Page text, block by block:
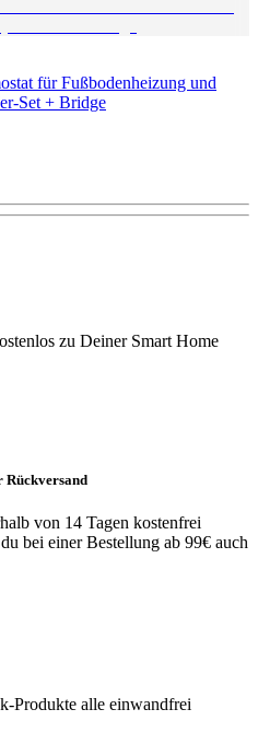
für Fußbodenheizung und
Set + Bridge
zu Deiner Smart Home
Rückversand
von 14 Tagen kostenfrei
bei einer Bestellung ab 99€ auch
Produkte alle einwandfrei